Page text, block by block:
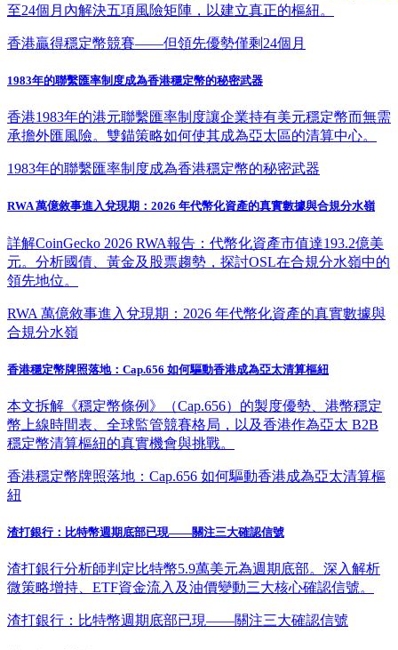
至24個月內解決五項風險矩陣，以建立真正的樞紐。
香港贏得穩定幣競賽——但領先優勢僅剩24個月
1983年的聯繫匯率制度成為香港穩定幣的秘密武器
香港1983年的港元聯繫匯率制度讓企業持有美元穩定幣而無需
承擔外匯風險。雙錨策略如何使其成為亞太區的清算中心。
1983年的聯繫匯率制度成為香港穩定幣的秘密武器
RWA 萬億敘事進入兌現期：2026 年代幣化資產的真實數據與合規分水嶺
詳解CoinGecko 2026 RWA報告：代幣化資產市值達193.2億美
元。分析國債、黃金及股票趨勢，探討OSL在合規分水嶺中的
領先地位。
RWA 萬億敘事進入兌現期：2026 年代幣化資產的真實數據與
合規分水嶺
香港穩定幣牌照落地：Cap.656 如何驅動香港成為亞太清算樞紐
本文拆解《穩定幣條例》（Cap.656）的製度優勢、港幣穩定
幣上線時間表、全球監管競賽格局，以及香港作為亞太 B2B
穩定幣清算樞紐的真實機會與挑戰。
香港穩定幣牌照落地：Cap.656 如何驅動香港成為亞太清算樞
紐
渣打銀行：比特幣週期底部已現——關注三大確認信號
渣打銀行分析師判定比特幣5.9萬美元為週期底部。深入解析
微策略增持、ETF資金流入及油價變動三大核心確認信號。
渣打銀行：比特幣週期底部已現——關注三大確認信號